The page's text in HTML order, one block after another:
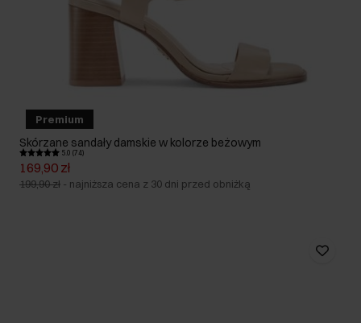
Premium
Skórzane sandały damskie w kolorze beżowym
5.0 (74)
169,90 zł
199,90 zł - najniższa cena z 30 dni przed obniżką